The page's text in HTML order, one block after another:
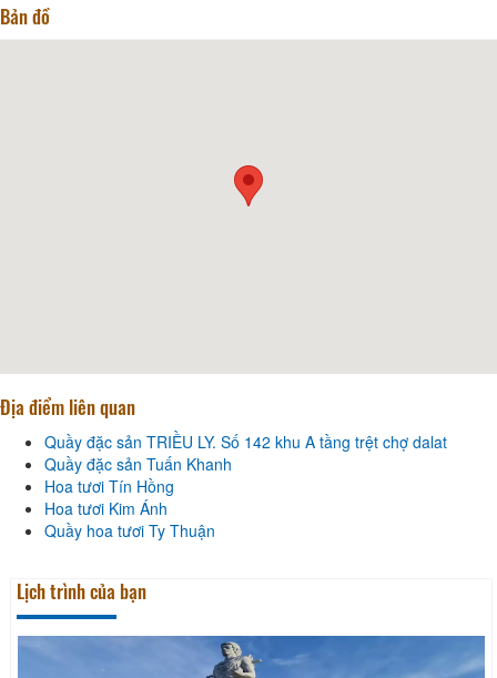
Bản đồ
Địa điểm liên quan
Quầy đặc sản TRIỀU LY. Số 142 khu A tầng trệt chợ dalat
Quầy đặc sản Tuấn Khanh
Hoa tươi Tín Hồng
Hoa tươi Kim Ánh
Quầy hoa tươi Ty Thuận
Lịch trình của bạn